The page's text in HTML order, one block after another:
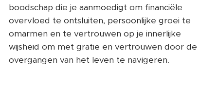
boodschap die je aanmoedigt om financiële
overvloed te ontsluiten, persoonlijke groei te
omarmen en te vertrouwen op je innerlijke
wijsheid om met gratie en vertrouwen door de
overgangen van het leven te navigeren.